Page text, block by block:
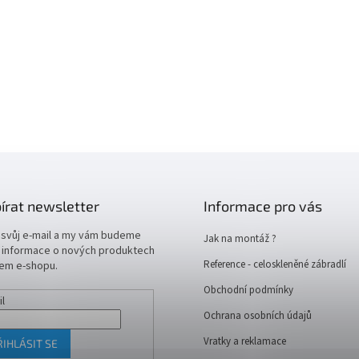
newsletter
e-mail a my vám budeme
o nových produktech
e-shopu.
SE
Informace pro vás
Jak na montáž ?
Reference - celoskleněné zábradlí
Obchodní podmínky
Ochrana osobních údajů
Vratky a reklamace